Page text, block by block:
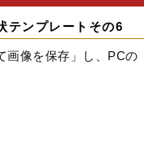
テンプレートその6
像を保存」し、PCの